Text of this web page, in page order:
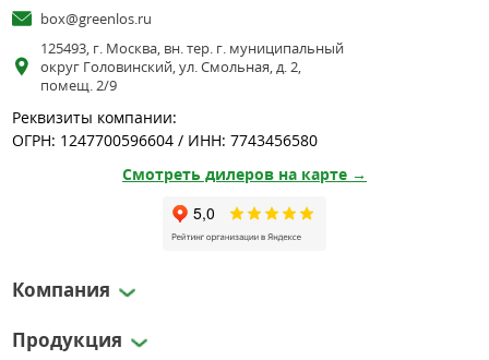
box@greenlos.ru
125493, г. Москва, вн. тер. г. муниципальный
округ Головинский, ул. Смольная, д. 2,
помещ. 2/9
Реквизиты компании:
ОГРН: 1247700596604 / ИНН: 7743456580
Смотреть дилеров на карте →
Компания
Продукция